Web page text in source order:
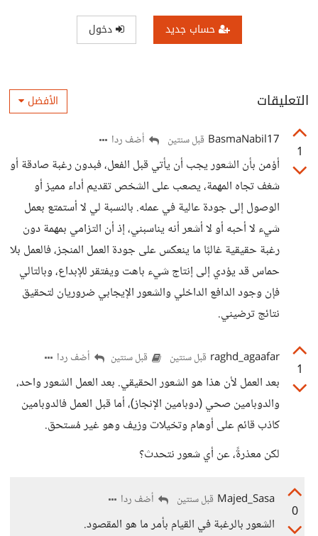
حساب جديد دخول
التعليقات الأفضل
1
BasmaNabil17 قبل سنتين أضف ردا
أؤمن بأن الشعور يجب أن يأتي قبل الفعل، فبدون رغبة صادقة أو
شغف تجاه المهمة، يصعب على الشخص تقديم أداء مميز أو
الوصول إلى جودة عالية في عمله. بالنسبة لي لا أستمتع بعمل
شيء لا أحبه أو لا أشعر أنه يناسبني، إذ أن التزامي بمهمة دون
رغبة حقيقية غالبًا ما ينعكس على جودة العمل المنجز، فالعمل بلا
حماس قد يؤدي إلى إنتاج شيء باهت ويفتقر للإبداع، وبالتالي
فإن وجود الدافع الداخلي والشعور الإيجابي ضروريان لتحقيق
نتائج ترضيني.
1
raghd_agaafar قبل سنتين قبل سنتين أضف ردا
بعد العمل لأن هذا هو الشعور الحقيقي. بعد العمل الشعور واحد،
والدوبامين صحي (دوبامين الإنجاز)، أما قبل العمل فالدوبامين
كاذب قائم على أوهام وتخيلات وزيف وهو غير مُستحق.
لكن معذرةً، عن أي شعور نتحدث؟
0
Majed_Sasa قبل سنتين أضف ردا
الشعور بالرغبة في القيام بأمر ما هو المقصود.